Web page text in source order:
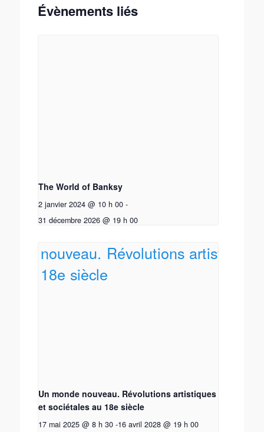
Évènements liés
The World of Banksy
2 janvier 2024 @ 10 h 00 -
31 décembre 2026 @ 19 h 00
Un monde nouveau. Révolutions artistiques
et sociétales au 18e siècle
17 mai 2025 @ 8 h 30 -16 avril 2028 @ 19 h 00